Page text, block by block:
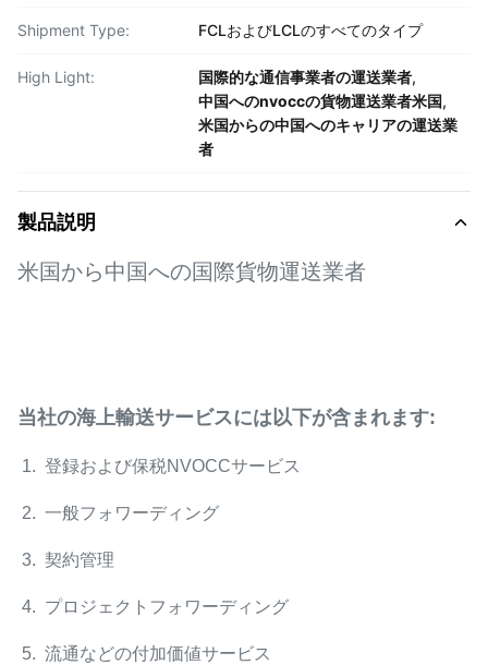
Shipment Type: FCLおよびLCLのすべてのタイプ
High Light: 国際的な通信事業者の運送業者,
中国へのnvoccの貨物運送業者米国,
米国からの中国へのキャリアの運送業
者
製品説明
米国から中国への国際貨物運送業者
当社の海上輸送サービスには以下が含まれます:
1. 登録および保税NVOCCサービス
2. 一般フォワーディング
3. 契約管理
4. プロジェクトフォワーディング
5. 流通などの付加価値サービス